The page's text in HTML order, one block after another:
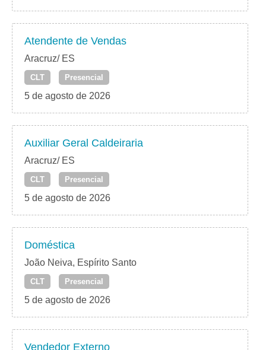
Atendente de Vendas
Aracruz/ ES
CLT Presencial
5 de agosto de 2026
Auxiliar Geral Caldeiraria
Aracruz/ ES
CLT Presencial
5 de agosto de 2026
Doméstica
João Neiva, Espírito Santo
CLT Presencial
5 de agosto de 2026
Vendedor Externo